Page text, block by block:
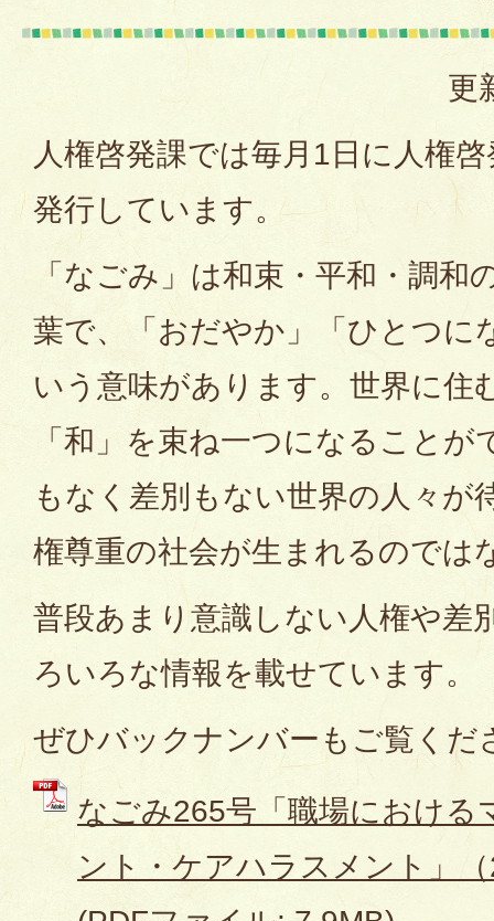
更
人権啓発課では毎月1日に人権
発行しています。
「なごみ」は和束・平和・調和
葉で、「おだやか」「ひとつに
いう意味があります。世界に住
「和」を束ね一つになること
もなく差別もない世界の人々が
権尊重の社会が生まれるのでは
普段あまり意識しない人権や差
ろいろな情報を載せています。
ぜひバックナンバーもご覧くだ
なごみ265号「職場における
ント・ケアハラスメント」